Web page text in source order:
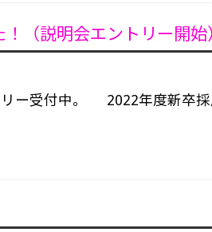
（説明会エントリー開始
ー受付中。 2022年度新卒採